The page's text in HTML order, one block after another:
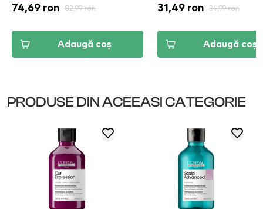
74,69 ron 82,99 ron
Adaugă coș
31,49 ron 34,99 ron
Adaugă coș
PRODUSE DIN ACEEASI CATEGORIE